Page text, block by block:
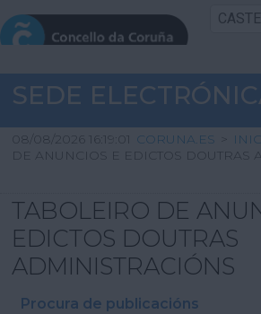
INICIO SEDE
INICIO
INFORMACIÓN
CARTAFOL
UTILIDADES
SEDE
08/08/2026 16:19:01 CORUNA.ES >
DE ANUNCIOS E EDICTOS DOUTRAS
TABOLEIRO DE
EDICTOS DOUTRAS
ADMINISTRACIÓNS
Procura de publicacións